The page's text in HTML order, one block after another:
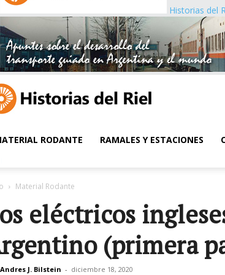
Historias del
RODANTE RAMALES Y ESTACIONES
Material Rodante
eléctricos
(primera
Andres J. Bilstein - diciembre 18, 2020